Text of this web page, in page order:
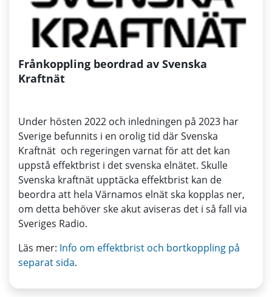
Frånkoppling beordrad av Svenska
Kraftnät
Under hösten 2022 och inledningen på 2023 har
Sverige befunnits i en orolig tid där Svenska
Kraftnät och regeringen varnat för att det kan
uppstå effektbrist i det svenska elnätet. Skulle
Svenska kraftnät upptäcka effektbrist kan de
beordra att hela Värnamos elnät ska kopplas ner,
om detta behöver ske akut aviseras det i så fall via
Sveriges Radio.
Läs mer: Info om effektbrist och bortkoppling på
separat sida.